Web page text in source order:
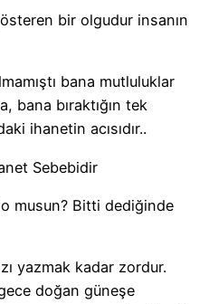
bir olgudur insanın
bana mutluluklar
bana bıraktığın tek
ihanetin acısıdır..
Sebebidir
musun? Bitti dediğinde
yazmak kadar zordur.
doğan güneşe